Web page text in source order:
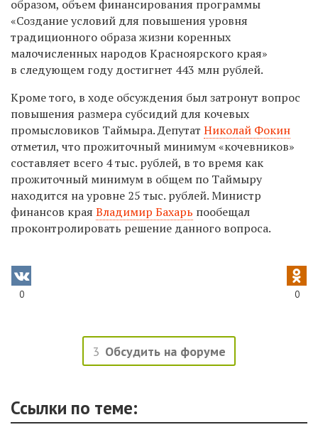
образом, объем финансирования программы
«Создание условий для повышения уровня
традиционного образа жизни коренных
малочисленных народов Красноярского края»
в следующем году достигнет 443 млн рублей.
Кроме того, в ходе обсуждения был затронут вопрос
повышения размера субсидий для кочевых
промысловиков Таймыра. Депутат Николай Фокин
отметил, что прожиточный минимум «кочевников»
составляет всего 4 тыс. рублей, в то время как
прожиточный минимум в общем по Таймыру
находится на уровне 25 тыс. рублей. Министр
финансов края Владимир Бахарь пообещал
проконтролировать решение данного вопроса.
0 0
3 Обсудить на форуме
Ссылки по теме: